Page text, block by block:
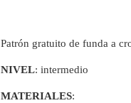
Patrón gratuito de funda a
NIVEL: intermedio
MATERIALES: